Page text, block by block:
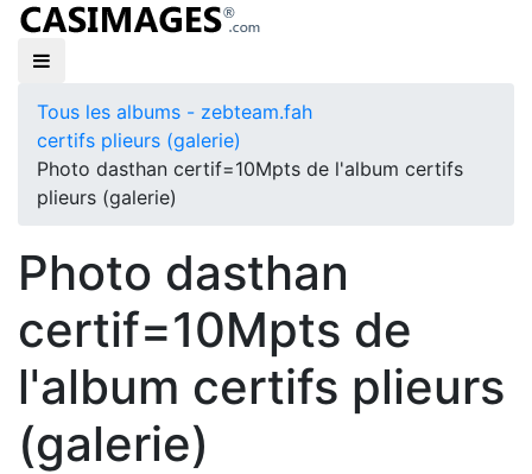
Tous les albums - zebteam.fah
certifs plieurs (galerie)
Photo dasthan certif=10Mpts de l'album certifs
plieurs (galerie)
Photo dasthan
certif=10Mpts de
l'album certifs plieurs
(galerie)